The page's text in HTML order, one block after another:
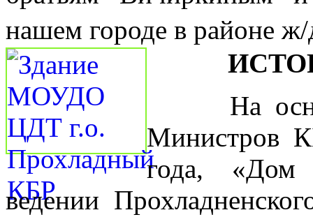
нашем городе в районе ж/
На
Министров
года, «Дом
ведении